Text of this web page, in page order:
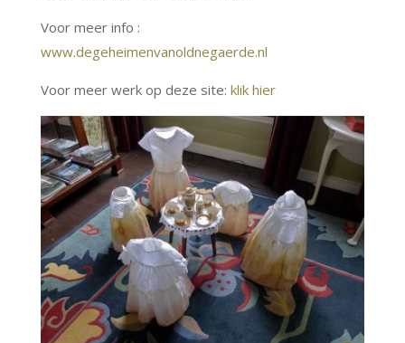
Voor meer info :
www.degeheimenvanoldnegaerde.nl
Voor meer werk op deze site: klik hier